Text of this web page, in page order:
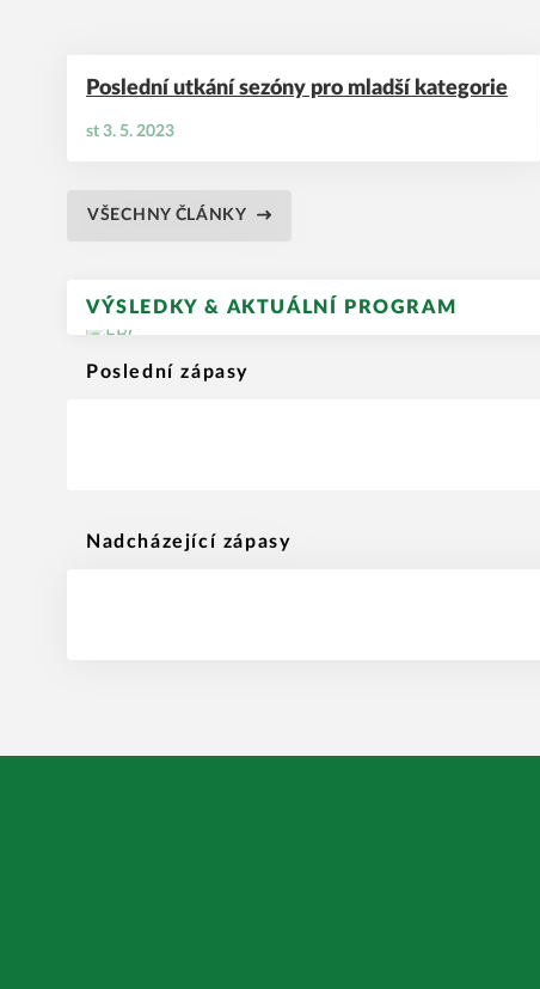
st 3. 5. 2023
Poslední utkání sezóny pro mladší kategorie
VŠECHNY ČLÁNKY
VÝSLEDKY & AKTUÁLNÍ PROGRAM
Poslední zápasy
Nadcházející zápasy